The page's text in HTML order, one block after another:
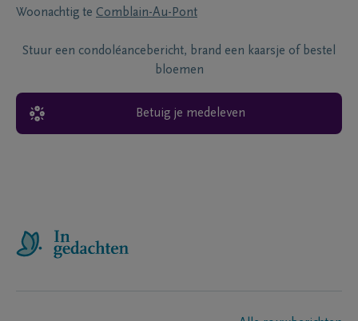
Woonachtig te Comblain-Au-Pont
Stuur een condoléancebericht, brand een kaarsje of bestel
bloemen
Betuig je medeleven